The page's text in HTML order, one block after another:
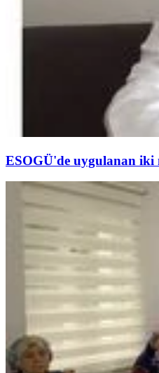
ESOGÜ'de uygulanan iki